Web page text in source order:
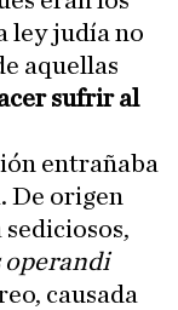
ley judía no
aquellas
sufrir al
entrañaba
De origen
operandi
causada